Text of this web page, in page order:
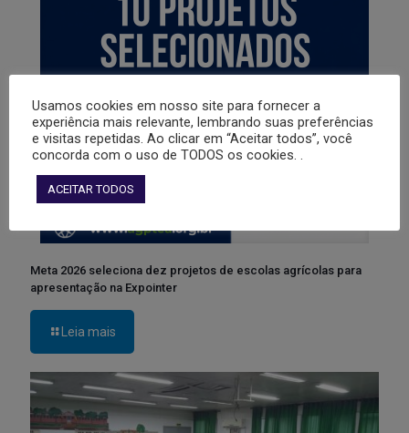
Meta 2026 seleciona dez projetos de escolas agrícolas para
apresentação na Expointer
Leia mais
Usamos cookies em nosso site para fornecer a
experiência mais relevante, lembrando suas preferências
e visitas repetidas. Ao clicar em “Aceitar todos”, você
concorda com o uso de TODOS os cookies. .
ACEITAR TODOS